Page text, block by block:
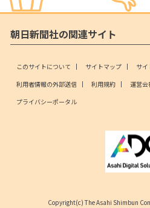
朝日新聞社の関連サイト
このサイトについて サイトマップ サイ
利用者情報の外部送信
利用規約 運営会
プライバシーポータル
Copyright(c) The Asahi Shimbun